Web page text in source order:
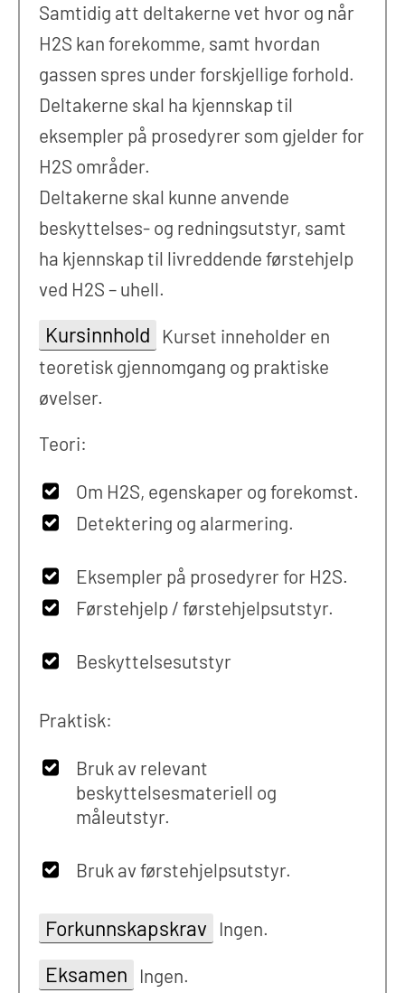
Samtidig att deltakerne vet hvor og når
H2S kan forekomme, samt hvordan
gassen spres under forskjellige forhold.
Deltakerne skal ha kjennskap til
eksempler på prosedyrer som gjelder for
H2S områder.
Deltakerne skal kunne anvende
beskyttelses- og redningsutstyr, samt
ha kjennskap til livreddende førstehjelp
ved H2S – uhell.
Kursinnhold
Kurset inneholder en
teoretisk gjennomgang og praktiske
øvelser.
Teori:
Om H2S, egenskaper og forekomst.
Detektering og alarmering.
Eksempler på prosedyrer for H2S.
Førstehjelp / førstehjelpsutstyr.
Beskyttelsesutstyr
Praktisk:
Bruk av relevant
beskyttelsesmateriell og
måleutstyr.
Bruk av førstehjelpsutstyr.
Forkunnskapskrav Ingen.
Eksamen Ingen.